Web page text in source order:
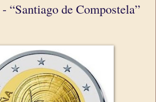
“Santiago de Compostela”